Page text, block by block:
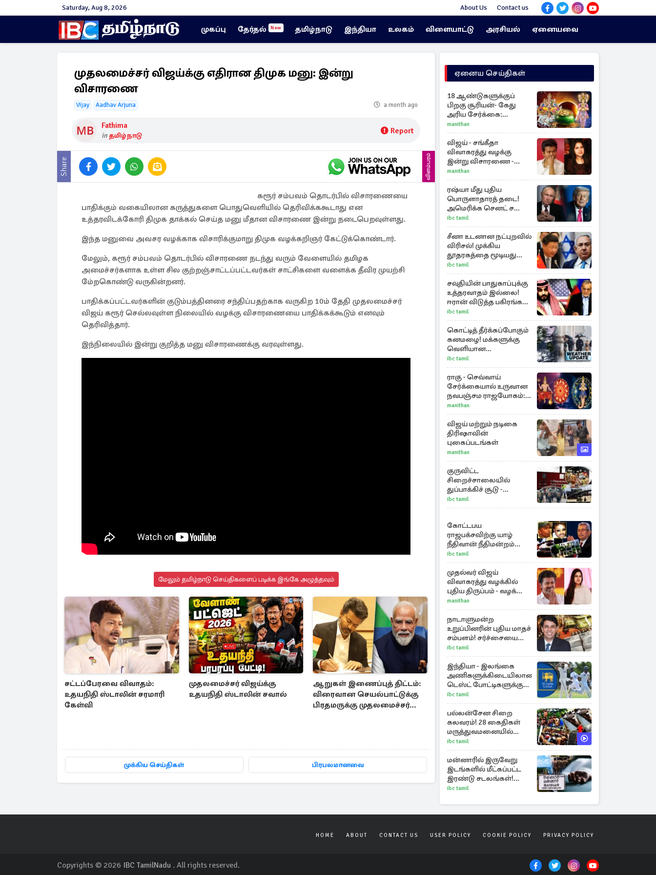
Saturday, Aug 8, 2026 About Us Contact us
முகப்பு தேர்தல் New தமிழ்நாடு இந்தியா உலகம் விளையாட்டு அரசியல் ஏனையவை
முதலமைச்சர் விஜய்க்கு எதிரான திமுக மனு: இன்று
விசாரணை
Vijay Aadhav Arjuna a month ago
Fathima
in தமிழ்நாடு Report
Share விளம்பரம்
கரூர் சம்பவம் தொடர்பில் விசாரணையை
பாதிக்கும் வகையிலான கருத்துகளை பொதுவெளியில் தெரிவிக்ககூடாது என
உத்தரவிடக்கோரி திமுக தாக்கல் செய்த மனு மீதான விசாரணை இன்று நடைபெறவுள்ளது.
இந்த மனுவை அவசர வழக்காக விசாரிக்குமாறு திமுக வழக்கறிஞர் கேட்டுக்கொண்டார்.
மேலும், கரூர் சம்பவம் தொடர்பில் விசாரணை நடந்து வரும் வேளையில் தமிழக
அமைச்சர்களாக உள்ள சில குற்றஞ்சாட்டப்பட்டவர்கள் சாட்சிகளை வளைக்க தீவிர முயற்சி
மே்றகொண்டு வருகின்றனர்.
பாதிக்கப்பட்டவர்களின் குடும்பத்தினரை சந்திப்பதற்காக வருகிற 10ம் தேதி முதலமைச்சர்
விஜய் கரூர் செல்லவுள்ள நிலையில் வழக்கு விசாரணையை பாதிக்கக்கூடும் எனவும்
தெரிவித்தார்.
இந்நிலையில் இன்று குறித்த மனு விசாரணைக்கு வரவுள்ளது.
மேலும் தமிழ்நாடு செய்திகளைப் படிக்க இங்கே அழுத்தவும்
சட்டப்பேரவை விவாதம்:
உதயநிதி ஸ்டாலின் சரமாரி
கேள்வி
முதலமைச்சர் விஜய்க்கு
உதயநிதி ஸ்டாலின் சவால்
ஆறுகள் இணைப்புத் திட்டம்:
விரைவான செயல்பாட்டுக்கு
பிரதமருக்கு முதலமைச்சர்
முக்கிய செய்திகள் பிரபலமானவை
ஏனைய செய்திகள்
18 ஆண்டுகளுக்குப்
பிறகு சூரியன்- கேது
அரிய சேர்க்கை:
அதிர்ஷ்டம் பெறும் 3
ராசிகள்!
manithan
விஜய் - சங்கீதா
விவாகரத்து வழக்கு
இன்று விசாரணை -
காணொளி மூலம்
ஆஜராக வாய்ப்பு
manithan
ரஷ்யா மீது புதிய
பொருளாதாரத் தடை!
அமெரிக்க செனட் சபை
ஒப்புதல்
ibc tamil
சீனா உடனான நட்புறவில்
விரிசல்! முக்கிய
தூதரகத்தை மூடியது
இஸ்ரேல்
ibc tamil
சவுதியின் பாதுகாப்புக்கு
உத்தரவாதம் இல்லை!
ஈரான் விடுத்த பகிரங்க
எச்சரிக்கை
ibc tamil
கொட்டித் தீர்க்கப்போகும்
கனமழை! மக்களுக்கு
வெளியான
முன்னெச்சரிக்கை
ibc tamil
ராகு - செவ்வாய்
சேர்க்கையால் உருவான
நவபஞ்சம ராஜயோகம்:
அதிர்ஷ்டம் பெறும் 3
ராசிகள்!
manithan
விஜய் மற்றும் நடிகை
திரிஷாவின்
புகைப்படங்கள்
manithan
குருவிட்ட
சிறைச்சாலையில்
துப்பாக்கிச் சூடு -
நீதியமைச்சரின்
அறிவிப்பு
ibc tamil
கோட்டபய
ராஜபக்சவிற்கு யாழ்
நீதிவான் நீதிமன்றம்
பிறப்பித்த விசேட
உத்தரவு!
ibc tamil
முதல்வர் விஜய்
விவாகரத்து வழக்கில்
புதிய திருப்பம் - வழக்கை
வாபஸ் பெற்ற சங்கீதா!
manithan
நாடாளுமன்ற
உறுப்பினரின் புதிய மாதச்
சம்பளம்! சர்ச்சையை
கிளப்பிய அர்ச்சுனாவின்
அறிக்கை
ibc tamil
இந்தியா - இலங்கை
அணிகளுக்கிடையிலான
டெஸ்ட் போட்டிகளுக்கு
இலவச அனுமதி
ibc tamil
பல்லன்சேன சிறை
கலவரம்! 28 கைதிகள்
மருத்துவமனையில்
அனுமதி
ibc tamil
மன்னாரில் இருவேறு
இடங்களில் மீட்கப்பட்ட
இரண்டு சடலங்கள்!
தொடரும் விசாரணை
ibc tamil
HOME ABOUT CONTACT US USER POLICY COOKIE POLICY PRIVACY POLICY
Copyrights © 2026 IBC TamilNadu . All rights reserved.